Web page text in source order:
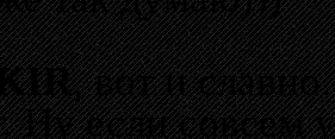
, вот и
Ну если совсем